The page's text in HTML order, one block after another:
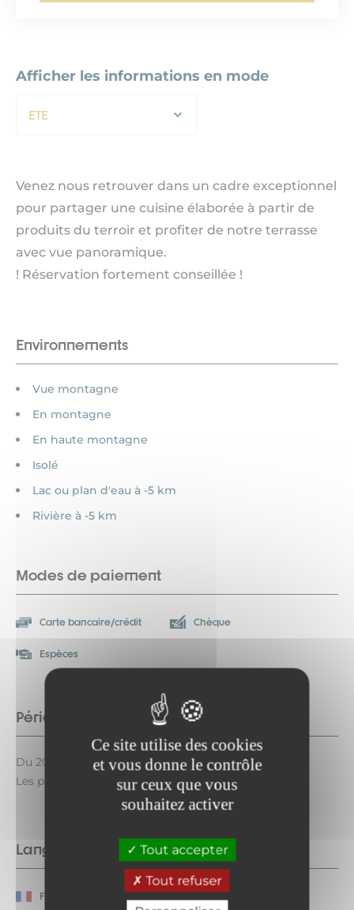
Ce site utilise des cookies
et vous donne le contrôle
sur ceux que vous
souhaitez activer
Tout accepter
Tout refuser
Afficher les informations en mode
ETE
Venez nous retrouver dans un cadre exceptionnel
pour partager une cuisine élaborée à partir de
produits du terroir et profiter de notre terrasse
avec vue panoramique.
! Réservation fortement conseillée !
Environnements
Vue montagne
En montagne
En haute montagne
Isolé
Lac ou plan d'eau à -5 km
Rivière à -5 km
Modes de paiement
Carte bancaire/crédit Chèque
Espèces
Période d'ouverture
Du 20/06 au 30/08/2026 tous les jours de 10h à 18h.
Les plages horaires peuvent évoluer.
Langues parlées
Français